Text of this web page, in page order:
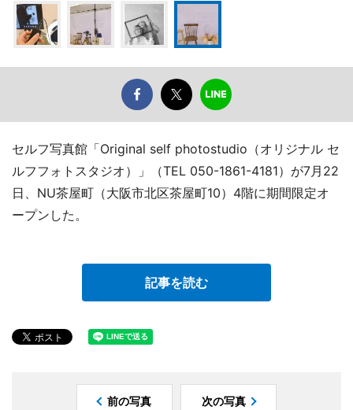
セルフ写真館「Original self photostudio（オリジナル セ
ルフフォトスタジオ）」（TEL 050-1861-4181）が7月22
日、NU茶屋町（大阪市北区茶屋町10）4階に期間限定オ
ープンした。
記事を読む
前の写真 次の写真